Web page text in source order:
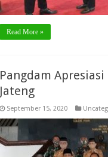
Read More »
Pangdam
Jateng
September 15, 2020